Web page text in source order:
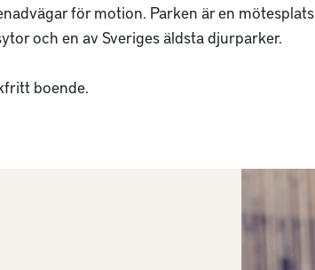
för motion. Parken är en mötesplats
och en av Sveriges äldsta djurparker.
boende.